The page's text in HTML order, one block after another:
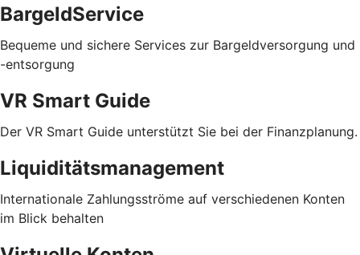
BargeldService
Bequeme und sichere Services zur Bargeldversorgung und
-entsorgung
VR Smart Guide
Der VR Smart Guide unterstützt Sie bei der Finanzplanung.
Liquiditätsmanagement
Internationale Zahlungsströme auf verschiedenen Konten
im Blick behalten